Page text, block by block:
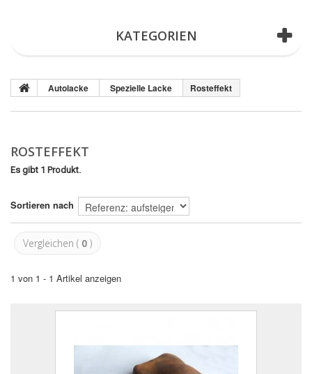
KATEGORIEN
Autolacke Spezielle Lacke Rosteffekt
ROSTEFFEKT
Es gibt 1 Produkt.
Sortieren nach
Vergleichen ( 0 )
1 von 1 - 1 Artikel anzeigen